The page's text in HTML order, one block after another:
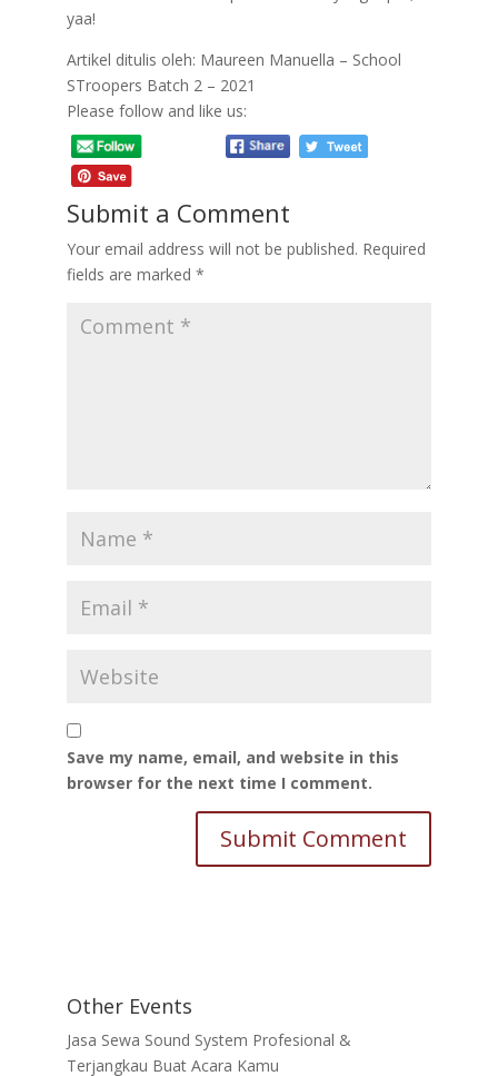
yaa!
Artikel ditulis oleh: Maureen Manuella – School
STroopers Batch 2 – 2021
Please follow and like us:
Submit a Comment
Your email address will not be published. Required
fields are marked *
Save my name, email, and website in this
browser for the next time I comment.
Other Events
Jasa Sewa Sound System Profesional &
Terjangkau Buat Acara Kamu